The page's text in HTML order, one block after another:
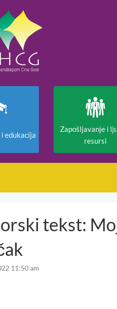
edukacija
Zapošljavanje i
resursi
tekst:
11:50 am